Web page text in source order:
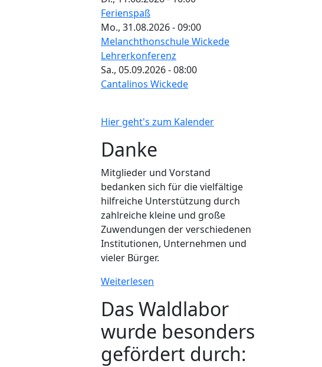
Ferienspaß
Mo., 31.08.2026 - 09:00
Melanchthonschule Wickede
Lehrerkonferenz
Sa., 05.09.2026 - 08:00
Cantalinos Wickede
Hier geht's zum Kalender
Danke
Mitglieder und Vorstand
bedanken sich für die vielfältige
hilfreiche Unterstützung durch
zahlreiche kleine und große
Zuwendungen der verschiedenen
Institutionen, Unternehmen und
vieler Bürger.
Weiterlesen
Das Waldlabor
wurde besonders
gefördert durch: